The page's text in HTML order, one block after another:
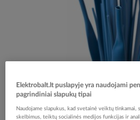
Skip
the
Reali prekė gali skirtis nuo
Vamzdelis termosusitraukiantis
Elektrobalt.lt puslapyje yra naudojami
pagrindiniai slapukų tipai
Naudojame slapukus, kad svetainė veiktų tinkamai,
skelbimus, teiktų socialinės medijos funkcijas ir